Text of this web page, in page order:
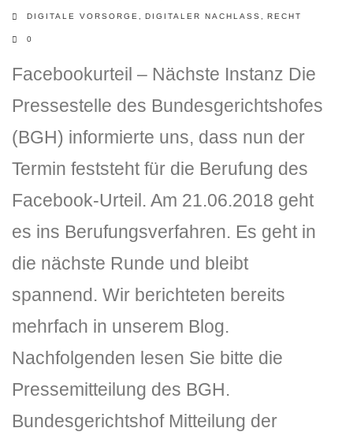
DIGITALE VORSORGE DIGITALER NACHLASS RECHT
0
Facebookurteil – Nächste Instanz Die
Pressestelle des Bundesgerichtshofes
(BGH) informierte uns, dass nun der
Termin feststeht für die Berufung des
Facebook-Urteil. Am 21.06.2018 geht
es ins Berufungsverfahren. Es geht in
die nächste Runde und bleibt
spannend. Wir berichteten bereits
mehrfach in unserem Blog.
Nachfolgenden lesen Sie bitte die
Pressemitteilung des BGH.
Bundesgerichtshof Mitteilung der